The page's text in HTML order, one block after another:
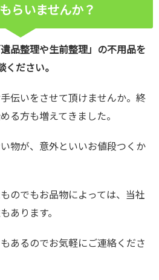
らいませんか？
品整理や生前整理」の不用品を
ださい。
伝いをさせて頂けませんか。終
る方も増えてきました。
物が、意外といいお値段つくか
のでもお品物によっては、当社
あります。
あるのでお気軽にご連絡くださ